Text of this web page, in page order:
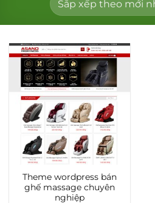
Theme wordpress bán
ghế massage chuyên
nghiệp